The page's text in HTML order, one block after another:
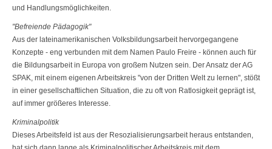
und Handlungsmöglich­keiten.
"Befreiende Pädagogik"
Aus der lateinamerikanischen Volksbildungsarbeit hervorgegangene
Konzepte - eng verbunden mit dem Namen Paulo Freire - können auch für
die Bildungs­arbeit in Europa von großem Nutzen sein. Der Ansatz der AG
SPAK, mit einem eigenen Arbeitskreis "von der Dritten Welt zu lernen", stößt
in einer gesell­schaftlichen Situation, die zu oft von Ratlosigkeit geprägt ist,
auf immer größe­res Interesse.
Kriminalpolitik
Dieses Arbeitsfeld ist aus der Resozialisierungsarbeit heraus entstanden,